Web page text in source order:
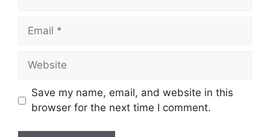
Email
Website
Save my name, email, and website in this
browser for the next time I comment.